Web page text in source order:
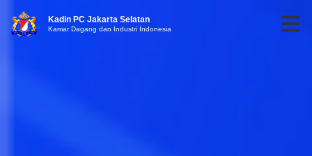
Kadin PC Jakarta Selatan
Kamar Dagang dan Industri Indonesia